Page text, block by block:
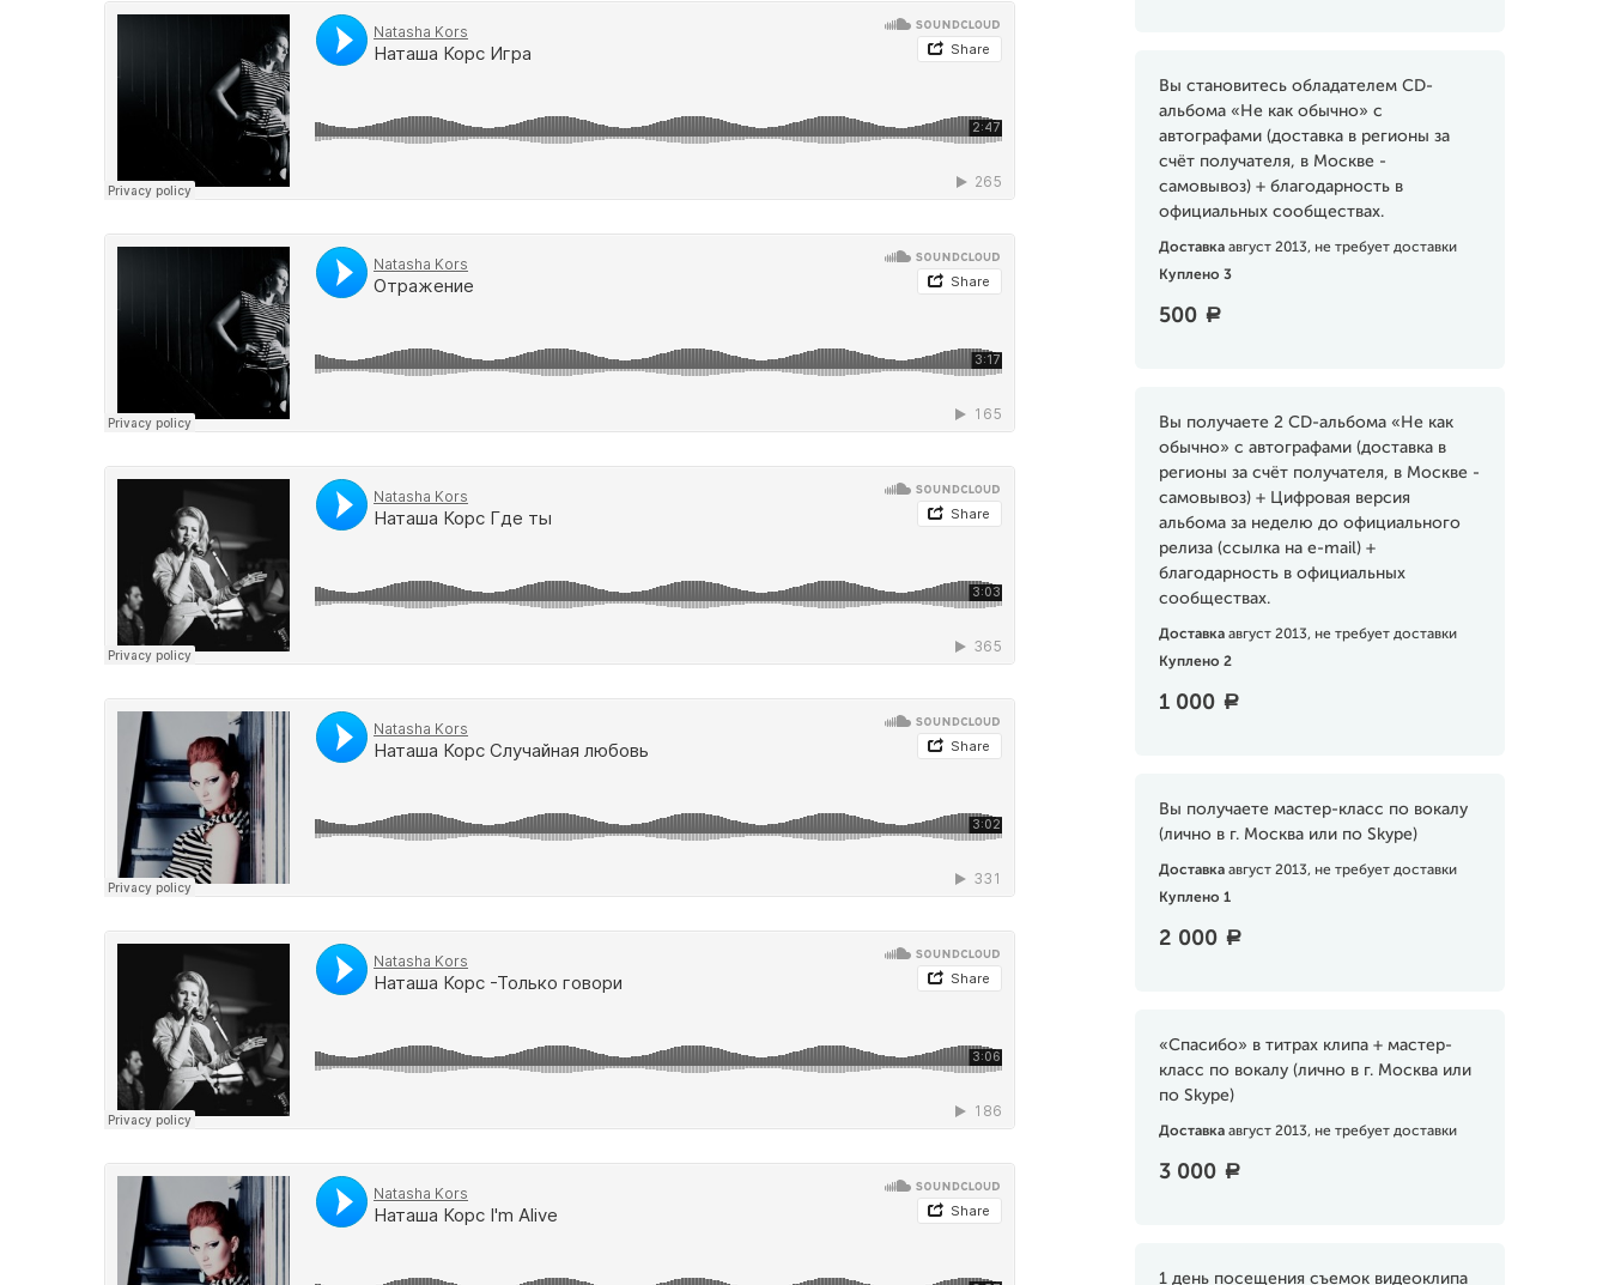
Вы становитесь обладателем CD-
альбома «Не как обычно» с
автографами (доставка в регионы за
счёт получателя, в Москве -
самовывоз) + благодарность в
официальных сообществах.
Доставка август 2013, не требует доставки
Куплено 3
500 a
Вы получаете 2 CD-альбома «Не как
обычно» с автографами (доставка в
регионы за счёт получателя, в Москве -
самовывоз) + Цифровая версия
альбома за неделю до официального
релиза (ссылка на e-mail) +
благодарность в официальных
сообществах.
Доставка август 2013, не требует доставки
Куплено 2
1 000 a
Вы получаете мастер-класс по вокалу
(лично в г. Москва или по Skype)
Доставка август 2013, не требует доставки
Куплено 1
2 000 a
«Спасибо» в титрах клипа + мастер-
класс по вокалу (лично в г. Москва или
по Skype)
Доставка август 2013, не требует доставки
3 000 a
1 день посещения съемок видеоклипа